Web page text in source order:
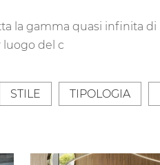
la gamma quasi infinita di
del c
STILE TIPOLOGIA